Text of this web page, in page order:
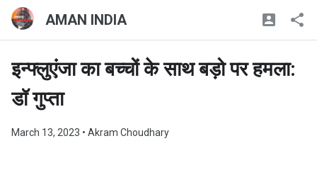
AMAN INDIA
इन्फ्लुएंजा का बच्चों के साथ बड़ो पर हमला:
डॉ गुप्ता
March 13, 2023 • Akram Choudhary